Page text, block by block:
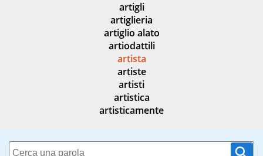
artigli
artiglieria
artiglio alato
artiodattili
artista
artiste
artisti
artistica
artisticamente